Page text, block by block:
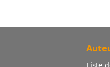
Liste